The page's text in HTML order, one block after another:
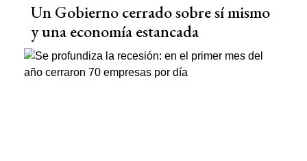
Un Gobierno cerrado sobre sí mismo
y una economía estancada